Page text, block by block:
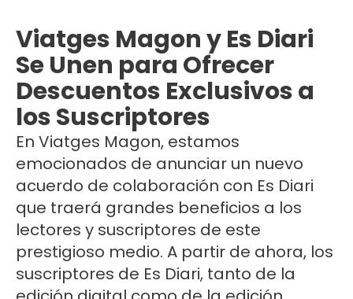
Viatges Magon y Es Diari
Se Unen para Ofrecer
Descuentos Exclusivos a
los Suscriptores
En Viatges Magon, estamos
emocionados de anunciar un nuevo
acuerdo de colaboración con Es Diari
que traerá grandes beneficios a los
lectores y suscriptores de este
prestigioso medio. A partir de ahora, los
suscriptores de Es Diari, tanto de la